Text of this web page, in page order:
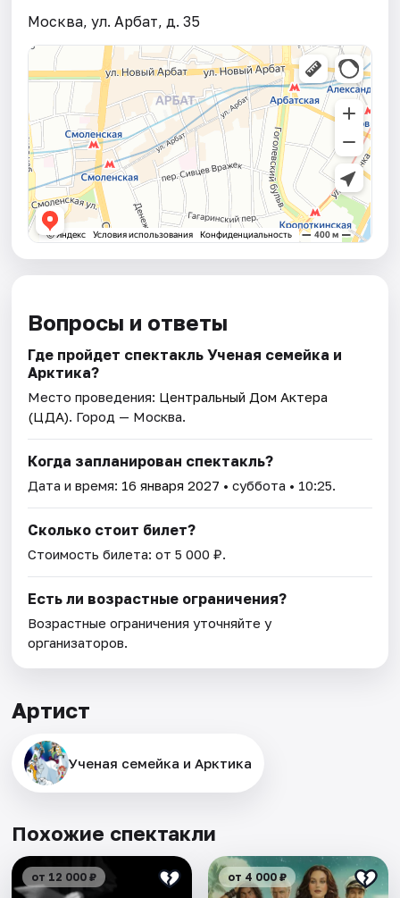
Москва, ул. Арбат, д. 35
Вопросы и ответы
Где пройдет спектакль Ученая семейка и
Арктика?
Место проведения: Центральный Дом Актера
(ЦДА). Город — Москва.
Когда запланирован спектакль?
Дата и время: 16 января 2027 • суббота • 10:25.
Сколько стоит билет?
Стоимость билета: от 5 000 ₽.
Есть ли возрастные ограничения?
Возрастные ограничения уточняйте у
организаторов.
Артист
Ученая семейка и Арктика
Похожие спектакли
от 12 000 ₽ от 4 000 ₽